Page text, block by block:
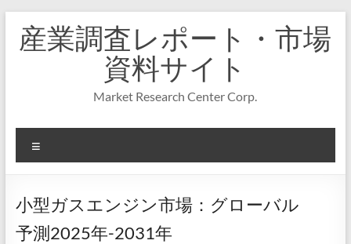
キ
プ
産業調査レポート・市場
資料サイト
Market Research Center Corp.
ニ
ー
小型ガスエンジン市場：グローバル
予測2025年-2031年